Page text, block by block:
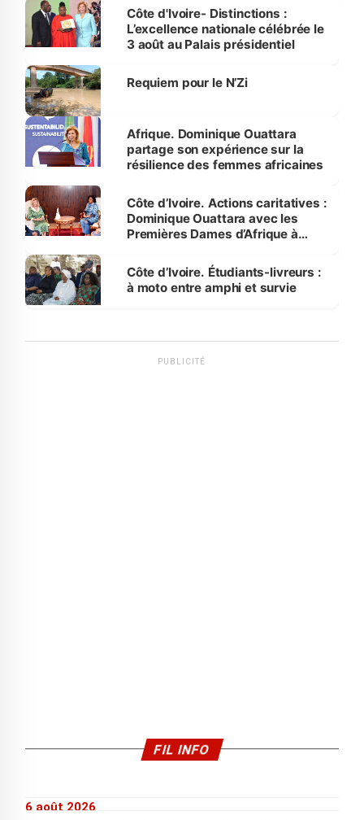
Bassam
Côte d'Ivoire- Distinctions :
L’excellence nationale célébrée le
3 août au Palais présidentiel
Requiem pour le N’Zi
Afrique. Dominique Ouattara
partage son expérience sur la
résilience des femmes africaines
Côte d’Ivoire. Actions caritatives :
Dominique Ouattara avec les
Premières Dames d’Afrique à
Côte d’Ivoire. Étudiants-livreurs :
à moto entre amphi et survie
PUBLICITÉ
FIL INFO
6 août 2026